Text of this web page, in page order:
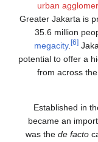
urban
Greater Jakarta is
35.6 million
megacity. [6]
potential to offer a
from across
Established in
became an
was the de facto